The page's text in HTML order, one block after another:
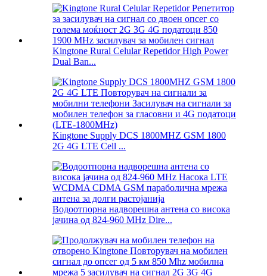
Kingtone Rural Celular Repetidor High Power
Dual Ban...
Kingtone Supply DCS 1800MHZ GSM 1800
2G 4G LTE Cell ...
Водоотпорна надворешна антена со висока
јачина од 824-960 MHz Dire...